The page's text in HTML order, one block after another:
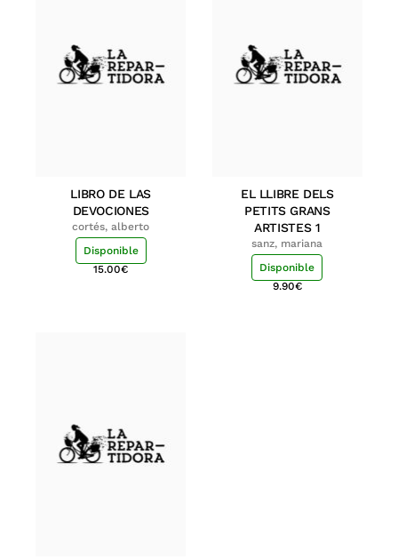
LIBRO DE LAS
DEVOCIONES
cortés, alberto
Disponible
15.00€
EL LLIBRE DELS
PETITS GRANS
ARTISTES 1
sanz, mariana
Disponible
9.90€